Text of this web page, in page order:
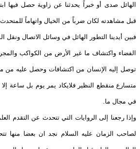
الهائل صدى أو خبراً يحدثنا عن زاوية حصل فيها
قبل مشاهدته لكان ضرباً من الخيال واتهاماً للمتحدث
فبين أيدينا التطور الهائل في وسائل الاتصال ونقل
الفضاء واكتشاف ما غير الأرض من الكواكب
توصل إليه الإنسان من اكتشافات وحصل عليه من
متسارع منقطع النظير فلايكاد يمر يوم بل ساعة
في مجال ما.
وإذا رجعنا إلى الروايات التي تتحدث عن التقدم
لصاحب الزمان عليه السلام نجد ان بعضا منها